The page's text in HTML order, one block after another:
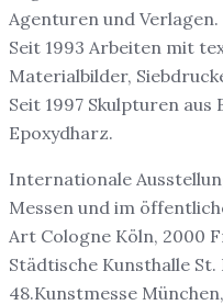
Agenturen und
Seit 1993 Arbeiten mit
Materialbilder,
Seit 1997 Skulpturen
Epoxydharz.
Internationale
Messen und im
Art Cologne Köln, 2000
Städtische Kunsthalle
48.Kunstmesse